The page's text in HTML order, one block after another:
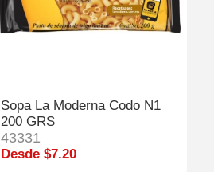
Sopa La Moderna Codo N1
200 GRS
43331
Desde $7.20